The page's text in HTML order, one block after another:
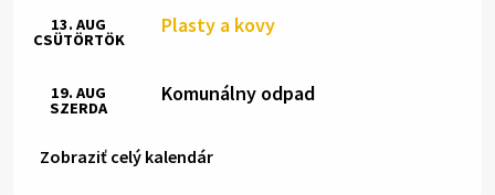
Plasty a kovy
13. AUG
CSÜTÖRTÖK
Komunálny odpad
19. AUG
SZERDA
Zobraziť celý kalendár